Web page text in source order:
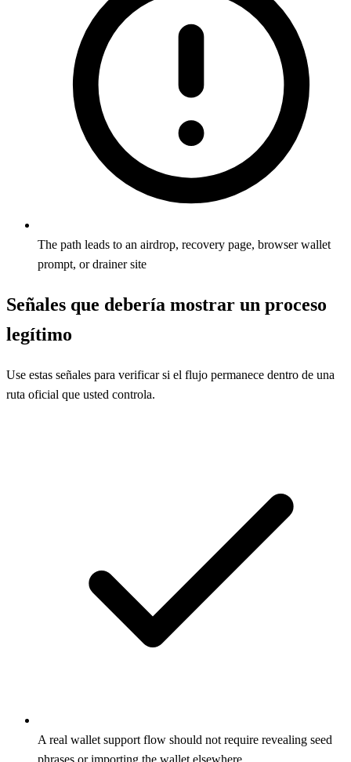
The path leads to an airdrop, recovery page, browser wallet
prompt, or drainer site
Señales que debería mostrar un proceso
legítimo
Use estas señales para verificar si el flujo permanece dentro de una
ruta oficial que usted controla.
A real wallet support flow should not require revealing seed